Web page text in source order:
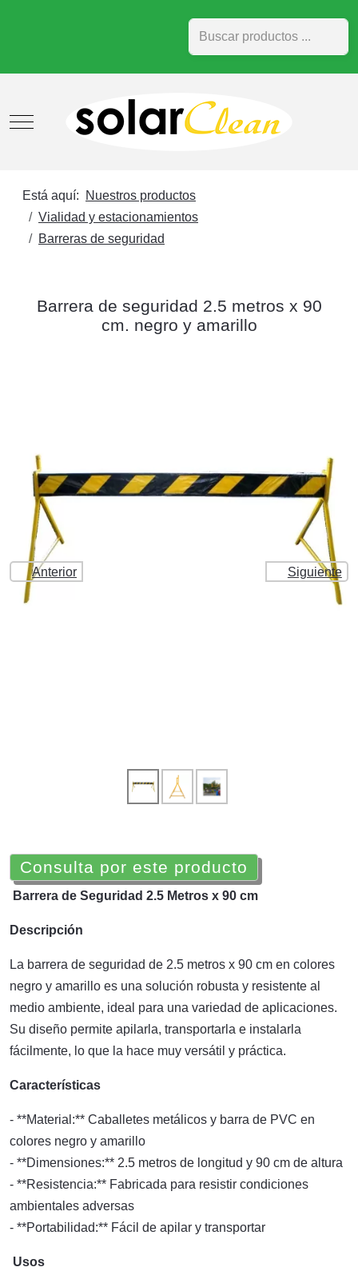
Buscar
Mobile Menu Toggle
Está aquí:
Nuestros productos
Vialidad y estacionamientos
Barreras de seguridad
Barrera de seguridad 2.5 metros x 90
cm. negro y amarillo
Anterior Siguiente
Consulta por este producto
Barrera de Seguridad 2.5 Metros x 90 cm
Descripción
La barrera de seguridad de 2.5 metros x 90 cm en colores
negro y amarillo es una solución robusta y resistente al
medio ambiente, ideal para una variedad de aplicaciones.
Su diseño permite apilarla, transportarla e instalarla
fácilmente, lo que la hace muy versátil y práctica.
Características
- **Material:** Caballetes metálicos y barra de PVC en
colores negro y amarillo
- **Dimensiones:** 2.5 metros de longitud y 90 cm de altura
- **Resistencia:** Fabricada para resistir condiciones
ambientales adversas
- **Portabilidad:** Fácil de apilar y transportar
Usos